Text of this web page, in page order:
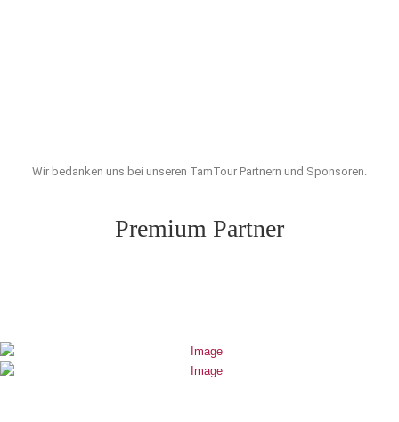
Wir bedanken uns bei unseren TamTour Partnern und Sponsoren.
Premium Partner